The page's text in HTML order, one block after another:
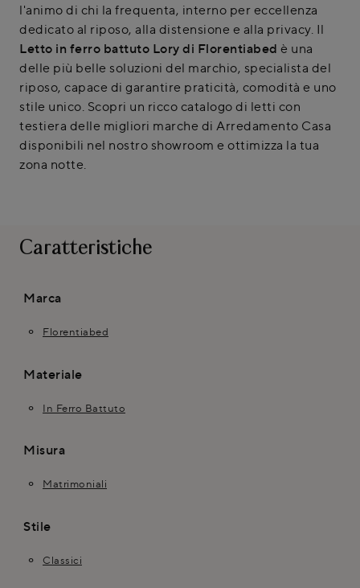
l'animo di chi la frequenta, interno per eccellenza
dedicato al riposo, alla distensione e alla privacy. Il
Letto in ferro battuto Lory di Florentiabed è una
delle più belle soluzioni del marchio, specialista del
riposo, capace di garantire praticità, comodità e uno
stile unico. Scopri un ricco catalogo di letti con
testiera delle migliori marche di Arredamento Casa
disponibili nel nostro showroom e ottimizza la tua
zona notte.
Caratteristiche
Marca
Florentiabed
Materiale
In Ferro Battuto
Misura
Matrimoniali
Stile
Classici